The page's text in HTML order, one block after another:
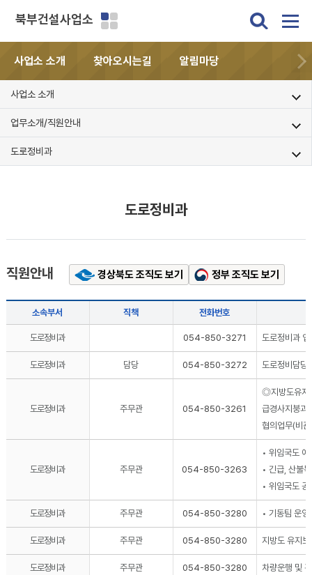
북부건설사업소
사업소 소개 찾아오시는길 알림마당
사업소 소개
업무소개/직원안내
도로정비과
도로정비과
직원안내 경상북도 조직도 보기 정부 조직도 보기
소속부서 직책 전화번호
도로정비과 054-850-3271 도로정비과 업
도로정비과 담당 054-850-3272 도로정비담당
도로정비과 주무관 054-850-3261
◎지방도유지
급경사지붕괴
협의업무(비
도로정비과 주무관 054-850-3263
• 위임국도
• 긴급, 산불
• 위임국도
도로정비과 주무관 054-850-3280 • 기동팀 운
도로정비과 주무관 054-850-3280 지방도 유지
도로정비과 주무관 054-850-3280 차량운행 및